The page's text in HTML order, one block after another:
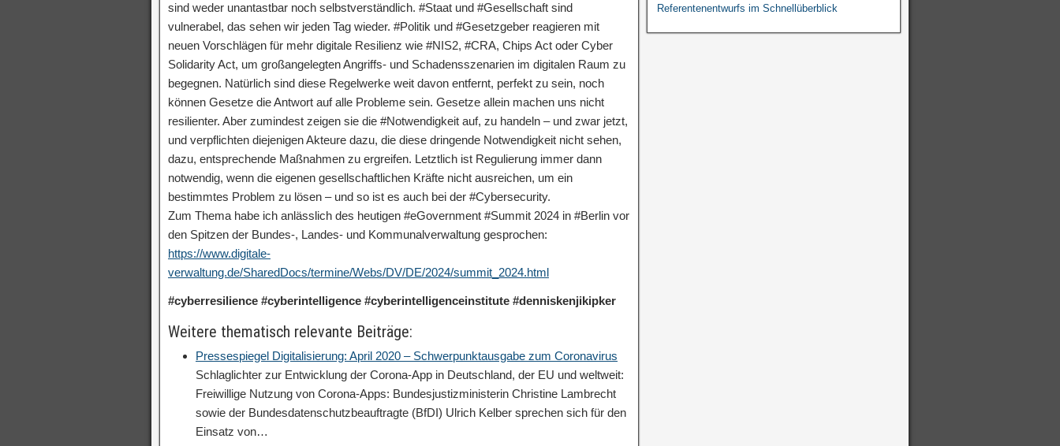
sind weder unantastbar noch selbstverständlich. #Staat und #Gesellschaft sind
vulnerabel, das sehen wir jeden Tag wieder. #Politik und #Gesetzgeber reagieren mit
neuen Vorschlägen für mehr digitale Resilienz wie #NIS2, #CRA, Chips Act oder Cyber
Solidarity Act, um großangelegten Angriffs- und Schadensszenarien im digitalen Raum zu
begegnen. Natürlich sind diese Regelwerke weit davon entfernt, perfekt zu sein, noch
können Gesetze die Antwort auf alle Probleme sein. Gesetze allein machen uns nicht
resilienter. Aber zumindest zeigen sie die #Notwendigkeit auf, zu handeln – und zwar jetzt,
und verpflichten diejenigen Akteure dazu, die diese dringende Notwendigkeit nicht sehen,
dazu, entsprechende Maßnahmen zu ergreifen. Letztlich ist Regulierung immer dann
notwendig, wenn die eigenen gesellschaftlichen Kräfte nicht ausreichen, um ein
bestimmtes Problem zu lösen – und so ist es auch bei der #Cybersecurity.
Zum Thema habe ich anlässlich des heutigen #eGovernment #Summit 2024 in #Berlin vor
den Spitzen der Bundes-, Landes- und Kommunalverwaltung gesprochen:
https://www.digitale-
verwaltung.de/SharedDocs/termine/Webs/DV/DE/2024/summit_2024.html
#cyberresilience #cyberintelligence #cyberintelligenceinstitute #denniskenjikipker
Weitere thematisch relevante Beiträge:
Pressespiegel Digitalisierung: April 2020 – Schwerpunktausgabe zum Coronavirus
Schlaglichter zur Entwicklung der Corona-App in Deutschland, der EU und weltweit:
Freiwillige Nutzung von Corona-Apps: Bundesjustizministerin Christine Lambrecht
sowie der Bundesdatenschutzbeauftragte (BfDI) Ulrich Kelber sprechen sich für den
Einsatz von…
Referentenentwurfs im Schnellüberblick